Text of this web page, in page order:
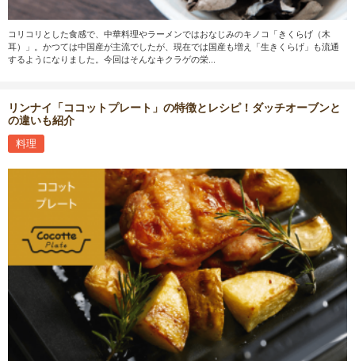
コリコリとした食感で、中華料理やラーメンではおなじみのキノコ「きくらげ（木
耳）」。かつては中国産が主流でしたが、現在では国産も増え「生きくらげ」も流通
するようになりました。今回はそんなキクラゲの栄...
リンナイ「ココットプレート」の特徴とレシピ！ダッチオーブンと
の違いも紹介
料理